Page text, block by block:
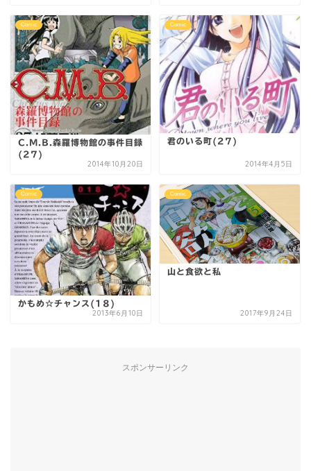
Comic
C.M.B.森羅博物館の事件目録
(27)
2014年10月20日
Comic
君のいる町(27)
2014年4月5日
Comic
かもめ☆チャンス(18)
2013年6月10日
Comic
山と食欲と私
2017年9月24日
スポンサーリンク